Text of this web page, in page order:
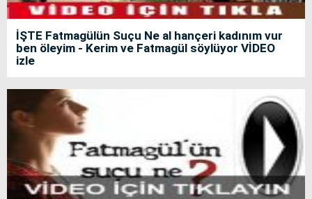
İŞTE Fatmagülün Suçu Ne al hançeri kadınım vur
ben öleyim - Kerim ve Fatmagül söylüyor VİDEO
izle